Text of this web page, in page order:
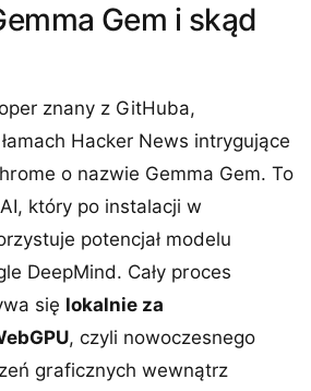
Gem i skąd
znany z GitHuba,
Hacker News intrygujące
o nazwie Gemma Gem. To
który po instalacji w
potencjał modelu
DeepMind. Cały proces
się lokalnie za
, czyli nowoczesnego
graficznych wewnątrz